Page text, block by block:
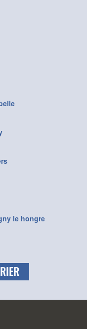
le hongre